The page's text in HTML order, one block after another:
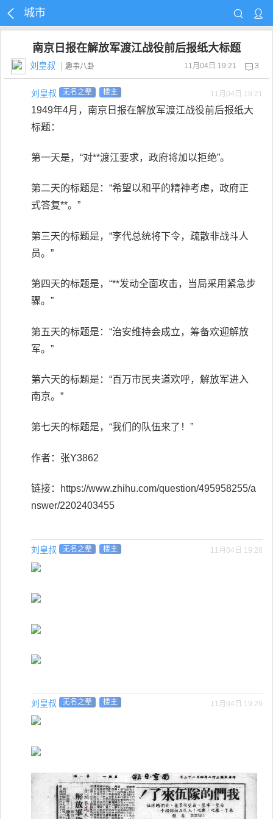
城市
南京日报在解放军渡江战役前后报纸大标题
刘皇叔 趣事八卦 11月04日 19:21 3
刘皇叔 无名之辈 楼主 11月04日 19:21
1949年4月，南京日报在解放军渡江战役前后报纸大
标题：
第一天是，“对**渡江要求，政府将加以拒绝”。
第二天的标题是：“希望以和平的精神考虑，政府正
式答复**。”
第三天的标题是，“李代总统将下令，疏散非战斗人
员。”
第四天的标题是，“**发动全面攻击，当局采用紧急步
骤。”
第五天的标题是：“治安维持会成立，筹备欢迎解放
军。”
第六天的标题是：“百万市民夹道欢呼，解放军进入
南京。”
第七天的标题是，“我们的队伍来了！”
作者：张Y3862
链接：https://www.zhihu.com/question/495958255/a
nswer/2202403455
刘皇叔 无名之辈 楼主 11月04日 19:28
刘皇叔 无名之辈 楼主 11月04日 19:29